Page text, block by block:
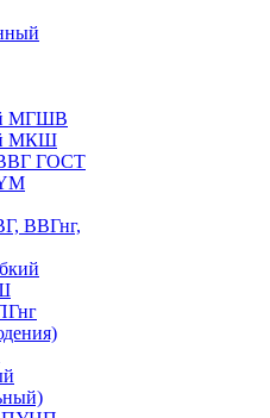
МГШВ
МКШ
ГОСТ
ВВГнг,